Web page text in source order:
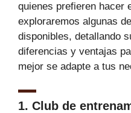
quienes prefieren hacer
exploraremos algunas
disponibles, detallando
diferencias y ventajas
mejor se adapte a tus
1. Club de